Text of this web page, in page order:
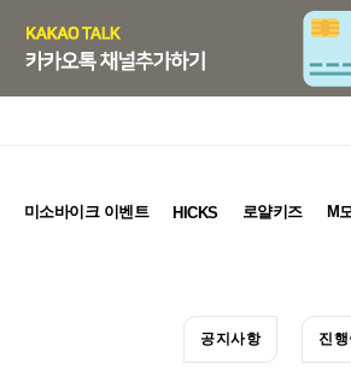
미소바이크 이벤트 HICKS 로얄키즈 M
공지사항 진